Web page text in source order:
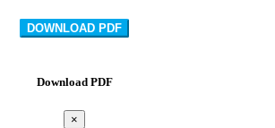
DOWNLOAD PDF
Download PDF
×